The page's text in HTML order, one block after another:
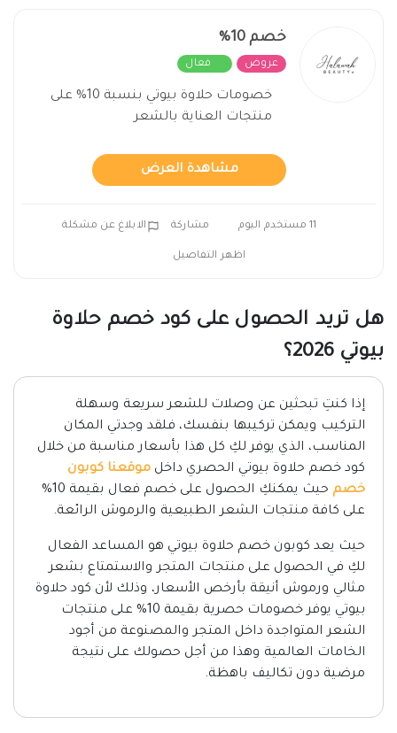
خصم 10%
عروض فعال
خصومات حلاوة بيوتي بنسبة 10% على
منتجات العناية بالشعر
مشاهدة العرض
11 مستخدم اليوم مشاركة الابلاغ عن مشكلة
اظهر التفاصيل
هل تريد الحصول على كود خصم حلاوة
بيوتي 2026؟
إذا كنتِ تبحثين عن وصلات للشعر سريعة وسهلة
التركيب ويمكن تركيبها بنفسك، فلقد وجدتي المكان
المناسب، الذي يوفر لكِ كل هذا بأسعار مناسبة من خلال
كود خصم حلاوة بيوتي الحصري داخل موقعنا كوبون
خصم
حيث يمكنكِ الحصول على خصم فعال بقيمة 10%
على كافة منتجات الشعر الطبيعية والرموش الرائعة.
حيث يعد كوبون خصم حلاوة بيوتي هو المساعد الفعال
لكِ في الحصول على منتجات المتجر والاستمتاع بشعر
مثالي ورموش أنيقة بأرخص الأسعار، وذلك لأن كود حلاوة
بيوتي يوفر خصومات حصرية بقيمة 10% على منتجات
الشعر المتواجدة داخل المتجر والمصنوعة من أجود
الخامات العالمية وهذا من أجل حصولك على نتيجة
مرضية دون تكاليف باهظة.